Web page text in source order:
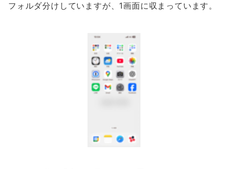
フォルダ分けしていますが、1画面に収まっています。